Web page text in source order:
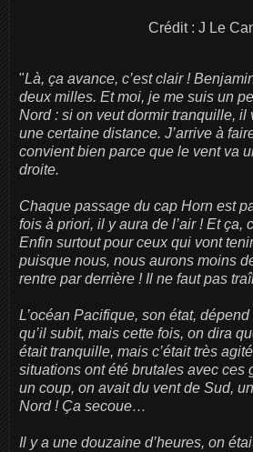
Crédit : J Le
"Là, ça avance, c’est clair !
deux milles. Et moi, je me suis un
Nord : si on veut dormir tranquille, il
une certaine distance. J’arrive à
convient bien parce que le vent va
droite.
Chaque passage du cap Horn est
fois à priori, il y aura de l’air ! Et ça,
Enfin surtout pour ceux qui vont
puisque nous, nous aurons moins
rentre par derrière ! Il ne faut pas
L’océan Pacifique, son état,
qu’il subit, mais cette fois, on dira
était tranquille, mais c’était très
situations ont été brutales avec ces
un coup, on avait du vent de Sud,
Nord ! Ça secoue…
Il y a une douzaine d’heures, on